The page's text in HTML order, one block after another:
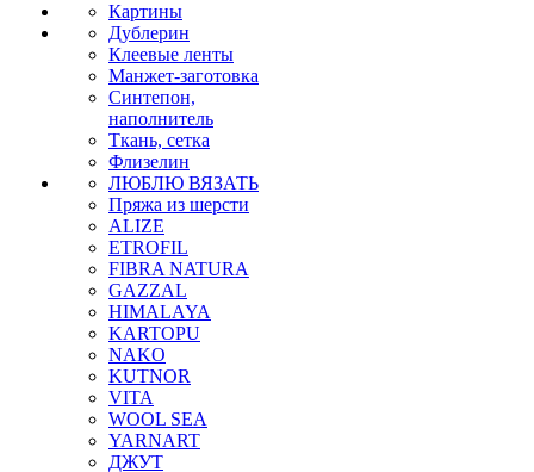
Картины
Дублерин
Клеевые ленты
Манжет-заготовка
Синтепон,
наполнитель
Ткань, сетка
Флизелин
ЛЮБЛЮ ВЯЗАТЬ
Пряжа из шерсти
ALIZE
ETROFIL
FIBRA NATURA
GAZZAL
HIMALAYA
KARTOPU
NAKO
KUTNOR
VITA
WOOL SEA
YARNART
ДЖУТ